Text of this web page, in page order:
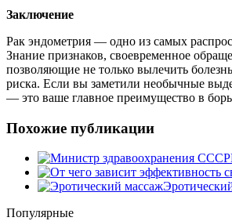
Заключение
Рак эндометрия — одно из самых
Знание признаков, своевременное
позволяющие не только вылечить
риска. Если вы заметили необычные
— это ваше главное преимущество в
Похожие публикации
Популярные